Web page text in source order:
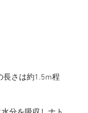
長さは約1.5m程